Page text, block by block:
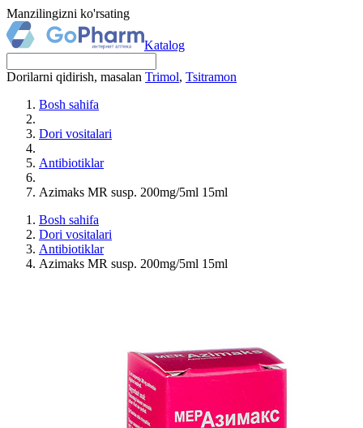
Manzilingizni ko'rsating
Katalog
Dorilarni qidirish, masalan Trimol, Tsitramon
Bosh sahifa
Dori vositalari
Antibiotiklar
Azimaks MR susp. 200mg/5ml 15ml
Bosh sahifa
Dori vositalari
Antibiotiklar
Azimaks MR susp. 200mg/5ml 15ml